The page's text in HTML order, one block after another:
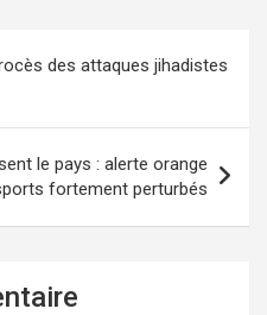
des attaques jihadistes
le pays : alerte orange
fortement perturbés